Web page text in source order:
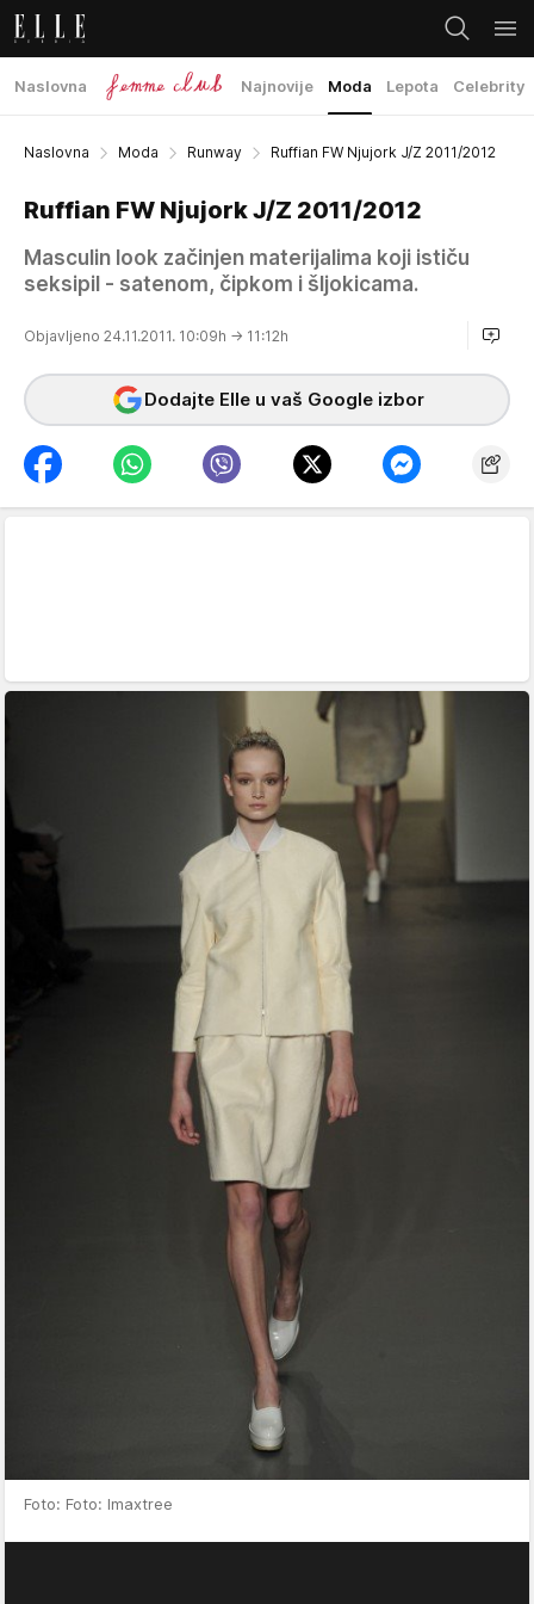
Naslovna Najnovije Moda Lepota Celebrity
Naslovna Moda Runway Ruffian FW Njujork J/Z 2011/2012
Ruffian FW Njujork J/Z 2011/2012
Masculin look začinjen materijalima koji ističu
seksipil - satenom, čipkom i šljokicama.
Objavljeno 24.11.2011. 10:09h → 11:12h
Dodajte Elle u vaš Google izbor
Foto: Foto: Imaxtree